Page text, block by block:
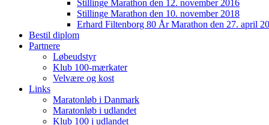
Stillinge Marathon den 12. november 2016
Stillinge Marathon den 10. november 2018
Erhard Filtenborg 80 År Marathon den 27. april
Bestil diplom
Partnere
Løbeudstyr
Klub 100-mærkater
Velvære og kost
Links
Maratonløb i Danmark
Maratonløb i udlandet
Klub 100 i udlandet